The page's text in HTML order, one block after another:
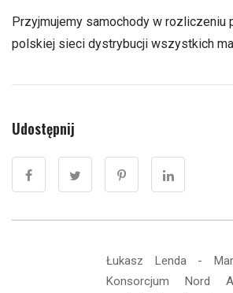
Przyjmujemy samochody w rozliczeniu
polskiej sieci dystrybucji wszystkich
Udostępnij
Łukasz Lenda -
Konsorcjum Nord